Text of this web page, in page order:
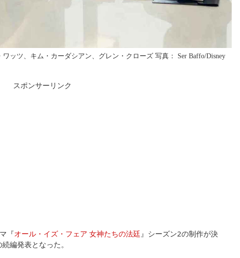
ッツ、キム・カーダシアン、グレン・クローズ 写真： Ser Baffo/Disney
スポンサーリンク
『オール・イズ・フェア 女神たちの法廷 』シーズン2の制作が決
編発表となった。